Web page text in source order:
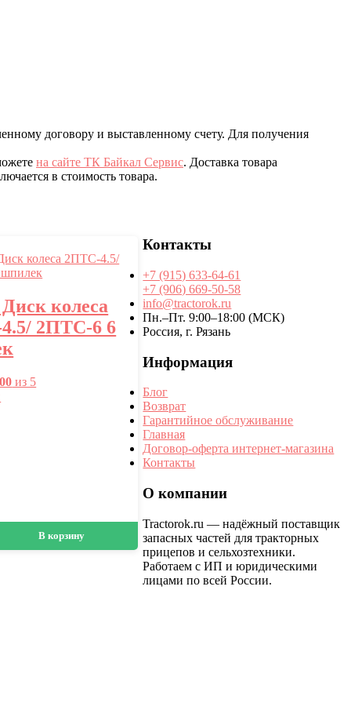
договору и выставленному счету. Для получения
на сайте ТК Байкал Сервис. Доставка товара
в стоимость товара.
колеса
2ПТС-6 6
из 5
В корзину
Контакты
+7 (915) 633-64-61
+7 (906) 669-50-58
info@tractorok.ru
Пн.–Пт. 9:00–18:00 (МСК)
Россия, г. Рязань
Информация
Блог
Возврат
Гарантийное обслуживание
Главная
Договор-оферта интернет-магазина
Контакты
О компании
Tractorok.ru — надёжный поставщик
запасных частей для тракторных
прицепов и сельхозтехники.
Работаем с ИП и юридическими
лицами по всей России.